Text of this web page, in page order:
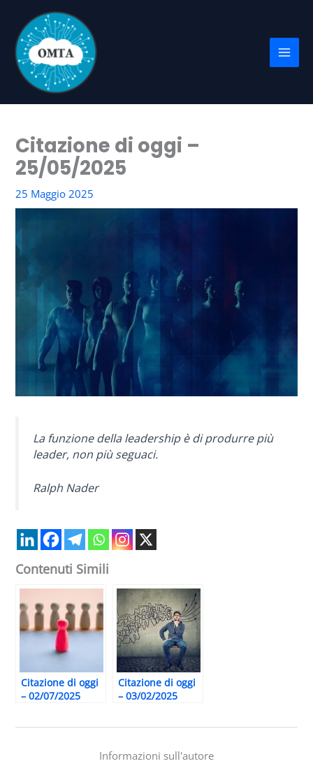
contenuto
Citazione di oggi –
25/05/2025
25 Maggio 2025
La funzione della leadership è di produrre più
leader, non più seguaci.
Ralph Nader
Contenuti Simili
Citazione di oggi
– 02/07/2025
Citazione di oggi
– 03/02/2025
Informazioni sull'autore